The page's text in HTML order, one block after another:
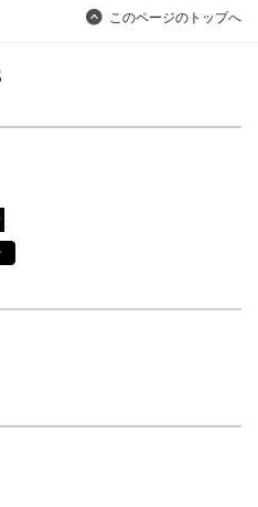
このページのトップへ